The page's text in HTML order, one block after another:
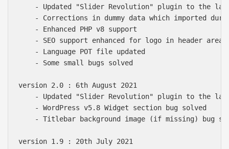
- Updated "Slider Revolution" plugin to the
- Corrections in dummy data which imported
    - Enhanced PHP v8 support
    - SEO support enhanced for logo in header area
    - Language POT file updated
    - Some small bugs solved
version 2.0 : 6th August 2021
- Updated "Slider Revolution" plugin to the
    - WordPress v5.8 Widget section bug solved
- Titlebar background image (if missing) bug
version 1.9 : 20th July 2021